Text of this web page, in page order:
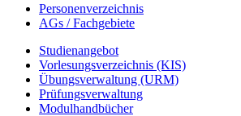
Personenverzeichnis
AGs / Fachgebiete
Studienangebot
Vorlesungsverzeichnis (KIS)
Übungsverwaltung (URM)
Prüfungsverwaltung
Modulhandbücher